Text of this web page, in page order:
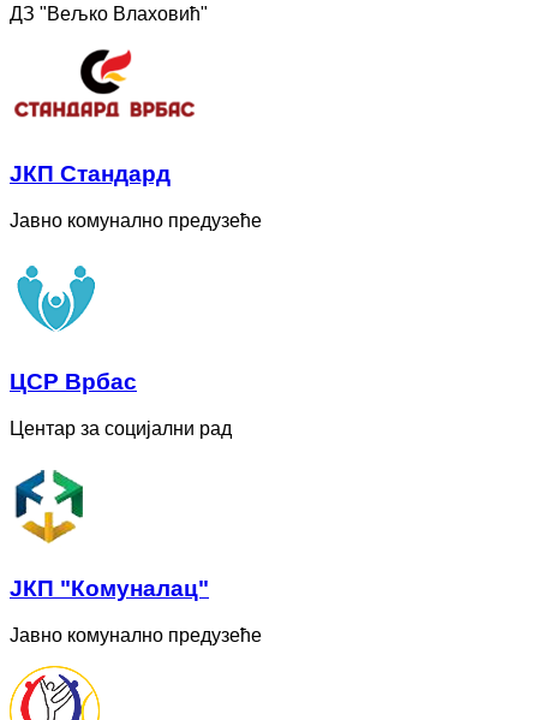
ДЗ "Вељко Влаховић"
ЈКП Стандард
Јавно комунално предузеће
ЦСР Врбас
Центар за социјални рад
ЈКП "Комуналац"
Јавно комунално предузеће